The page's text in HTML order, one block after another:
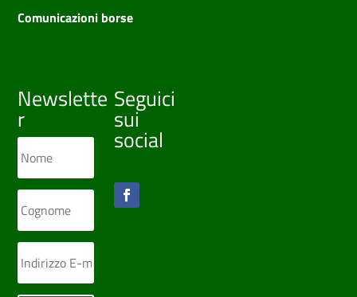
Comunicazioni borse
Newslette
r
Seguici
sui
social